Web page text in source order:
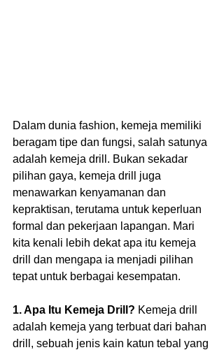
Dalam dunia fashion, kemeja memiliki
beragam tipe dan fungsi, salah satunya
adalah kemeja drill. Bukan sekadar
pilihan gaya, kemeja drill juga
menawarkan kenyamanan dan
kepraktisan, terutama untuk keperluan
formal dan pekerjaan lapangan. Mari
kita kenali lebih dekat apa itu kemeja
drill dan mengapa ia menjadi pilihan
tepat untuk berbagai kesempatan.
1. Apa Itu Kemeja Drill? Kemeja drill
adalah kemeja yang terbuat dari bahan
drill, sebuah jenis kain katun tebal yang